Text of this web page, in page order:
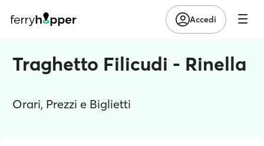
Accedi
Traghetto Filicudi - Rinella
Orari, Prezzi e Biglietti